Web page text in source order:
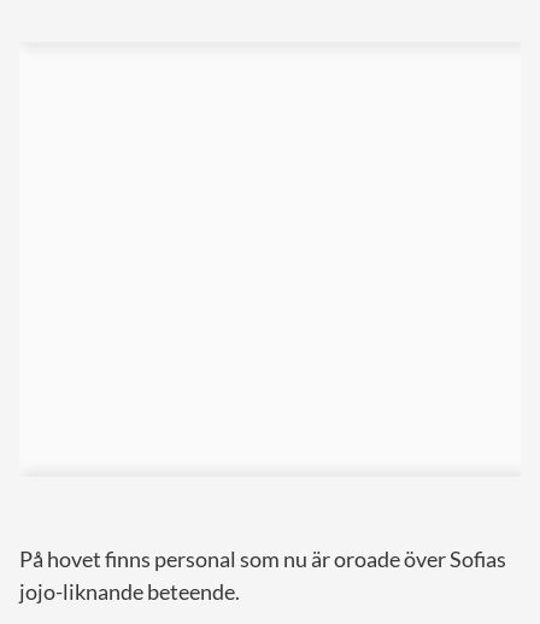
På hovet finns personal som nu är oroade över Sofias
jojo-liknande beteende.